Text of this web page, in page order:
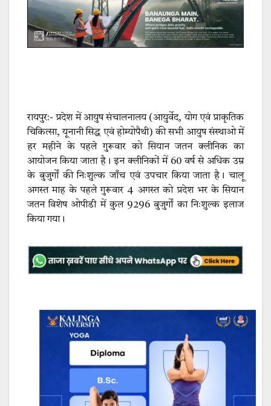
रायपुर:- प्रदेश में आयुष संचालनालय (आयुर्वेद, योग एवं प्राकृतिक
चिकित्सा, यूनानी सिद्ध एवं होम्योपैथी) की सभी आयुष संस्थाओ में
हर महीने के पहले गुरूवार को सियान जतन क्लीनिक का
आयोजन किया जाता है। इन क्लीनिकों में 60 वर्ष से अधिक उम्र
के बुजुर्गों की निःशुल्क जाँच एवं उपचार किया जाता है। चालू
अगस्त माह के पहले गुरूवार 4 अगस्त को प्रदेश भर के सियान
जतन विशेष ओपीडी में कुल 9296 बुजुर्गों का निःशुल्क इलाज
किया गया।